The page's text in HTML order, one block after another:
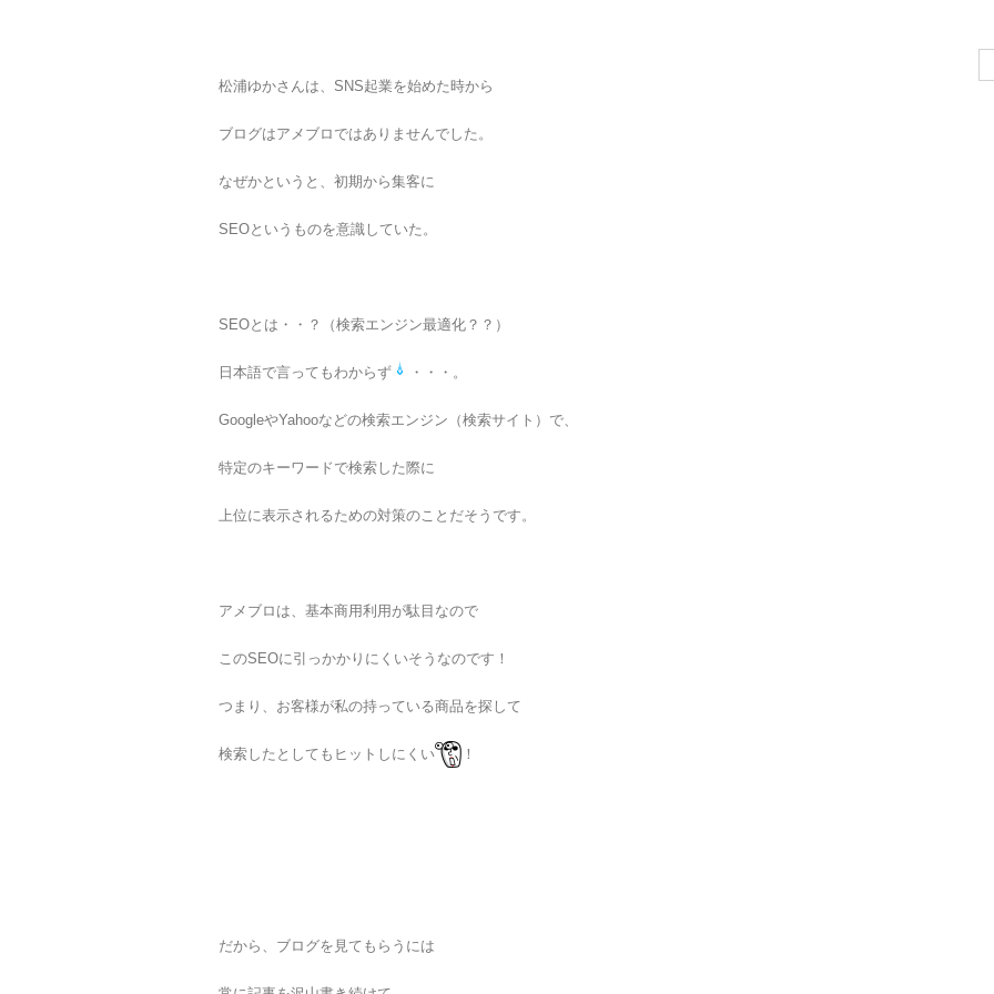
松浦ゆかさんは、SNS起業を始めた時から
ブログはアメブロではありませんでした。
なぜかというと、初期から集客に
SEOというものを意識していた。
SEOとは・・？（検索エンジン最適化？？）
日本語で言ってもわからず ・・・。
GoogleやYahooなどの検索エンジン（検索サイト）で、
特定のキーワードで検索した際に
上位に表示されるための対策のことだそうです。
アメブロは、基本商用利用が駄目なので
このSEOに引っかかりにくいそうなのです！
つまり、お客様が私の持っている商品を探して
検索したとしてもヒットしにくい ！
だから、ブログを見てもらうには